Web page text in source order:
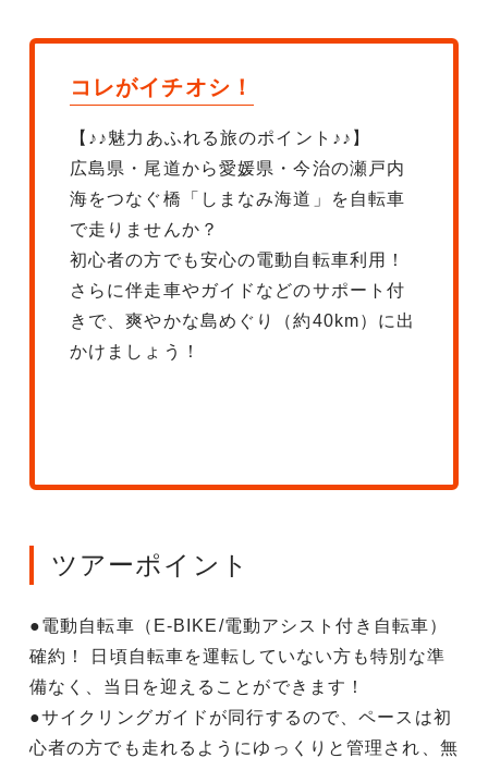
コレがイチオシ！
【♪♪魅力あふれる旅のポイント♪♪】
広島県・尾道から愛媛県・今治の瀬戸内
海をつなぐ橋「しまなみ海道」を自転車
で走りませんか？
初心者の方でも安心の電動自転車利用！
さらに伴走車やガイドなどのサポート付
きで、爽やかな島めぐり（約40km）に出
かけましょう！
ツアーポイント
●電動自転車（E-BIKE/電動アシスト付き自転車）
確約！ 日頃自転車を運転していない方も特別な準
備なく、当日を迎えることができます！
●サイクリングガイドが同行するので、ペースは初
心者の方でも走れるようにゆっくりと管理され、無